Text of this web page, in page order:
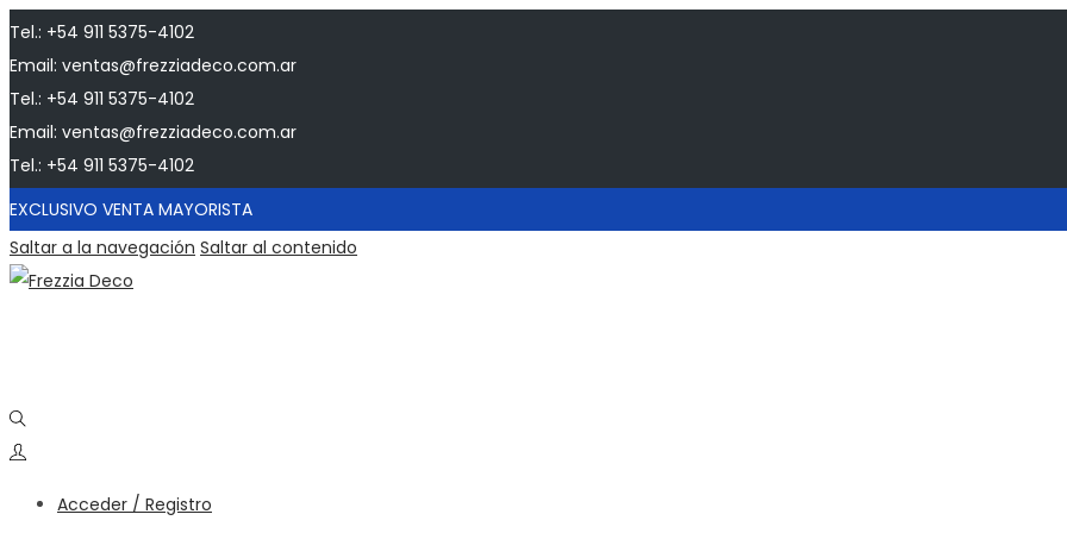
Tel.: +54 911 5375-4102
Email: ventas@frezziadeco.com.ar
Tel.: +54 911 5375-4102
Email: ventas@frezziadeco.com.ar
Tel.: +54 911 5375-4102
EXCLUSIVO VENTA MAYORISTA
Saltar a la navegación Saltar al contenido
Acceder / Registro